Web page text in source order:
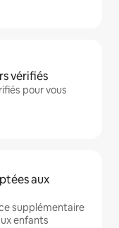
vérifiés
pour vous
aux
supplémentaire
enfants